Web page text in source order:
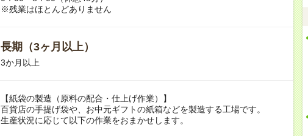
※残業はほとんどありません
長期（3ヶ月以上）
3か月以上
【紙袋の製造（原料の配合・仕上げ作業）】
百貨店の手提げ袋や、お中元ギフトの紙箱などを製造する工場です。
生産状況に応じて以下の作業をおまかせします。